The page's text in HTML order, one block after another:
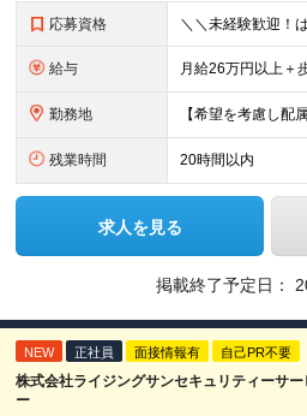
応募資格
給与
勤務地
残業時間 20時間以内
求人を見る
掲載終了予定日：
NEW 正社員 面接情報有 自己PR不要
株式会社ライジングサンセキュリティーサ
ー